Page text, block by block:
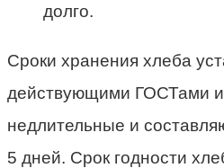
долго.
Сроки хранения хлеба
действующими ГОСТами
недлительные и
5 дней. Срок годности